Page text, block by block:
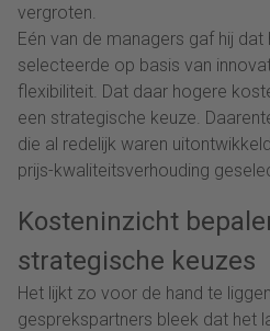
vergroten.
Eén van de managers gaf hij
selecteerde op basis van
flexibiliteit. Dat daar hogere
een strategische keuze.
die al redelijk waren
prijs-kwaliteitsverhouding
Kosteninzicht
strategische keuzes
Het lijkt zo voor de hand te
gesprekspartners bleek dat het